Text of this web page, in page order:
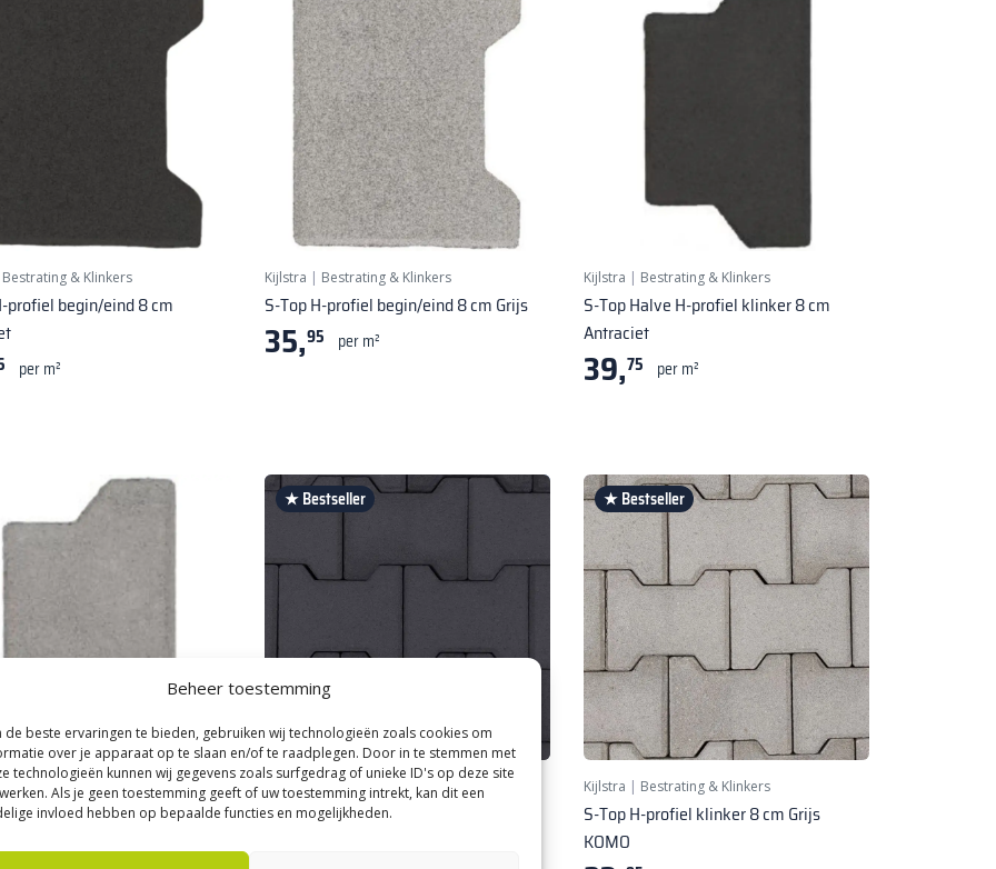
Beheer toestemming
de beste ervaringen te bieden, gebruiken wij technologieën zoals cookies om
over je apparaat op te slaan en/of te raadplegen. Door in te stemmen met
technologieën kunnen wij gegevens zoals surfgedrag of unieke ID's op deze site
Als je geen toestemming geeft of uw toestemming intrekt, kan dit een
invloed hebben op bepaalde functies en mogelijkheden.
Bestrating & Klinkers
profiel begin/eind 8 cm
per m²
Kijlstra | Bestrating & Klinkers
S-Top H-profiel begin/eind 8 cm Grijs
35,95 per m²
Kijlstra | Bestrating & Klinkers
S-Top Halve H-profiel klinker 8 cm
Antraciet
39,75 per m²
Bestrating & Klinkers
H-profiel klinker 8 cm Grijs
per m²
★ Bestseller
Kijlstra|Bestrating & Klinkers
S-Top H-profiel klinker 8 cm Antraciet
★ Bestseller
Kijlstra | Bestrating & Klinkers
S-Top H-profiel klinker 8 cm Grijs
KOMO